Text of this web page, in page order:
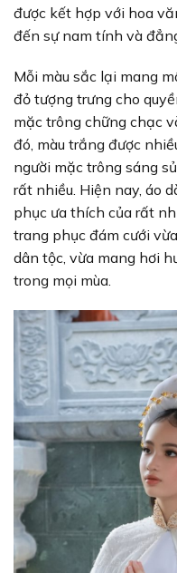
được kết hợp với hoa
đến sự nam tính và
Mỗi màu sắc lại mang
đỏ tượng trưng cho
mặc trông chững chạc
đó, màu trắng được
người mặc trông sáng
rất nhiều. Hiện nay, áo
phục ưa thích của rất
trang phục đám cưới
dân tộc, vừa mang hơi
trong mọi mùa.